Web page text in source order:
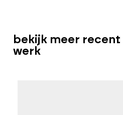
bekijk meer recent
werk